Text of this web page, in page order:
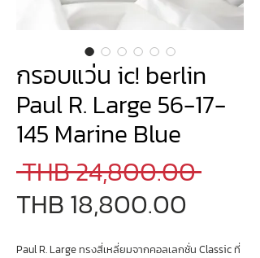
กรอบแว่น ic! berlin
Paul R. Large 56-17-
145 Marine Blue
THB 24,800.00
THB 18,800.00
Price
Paul R. Large ทรงสี่เหลี่ยมจากคอลเลกชั่น Classic ที่